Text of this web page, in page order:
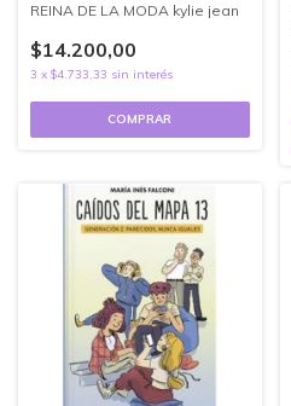
REINA DE LA MODA kylie jean
$14.200,00
3 x $4.733,33 sin interés